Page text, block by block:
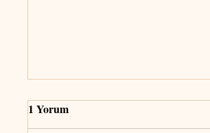
1 Yorum